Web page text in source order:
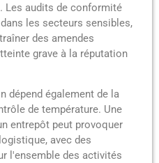
Les audits de conformité
les secteurs sensibles,
des amendes
grave à la réputation
dépend également de la
de température. Une
entrepôt peut provoquer
avec des
l'ensemble des activités